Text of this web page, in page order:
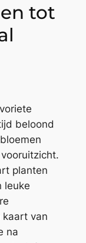
tot
beloond
planten
leuke
kaart van
na